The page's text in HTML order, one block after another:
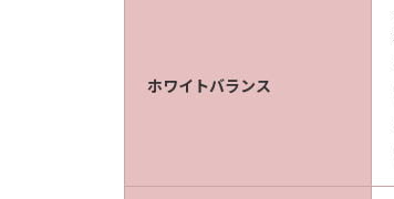
ホワイトバランス